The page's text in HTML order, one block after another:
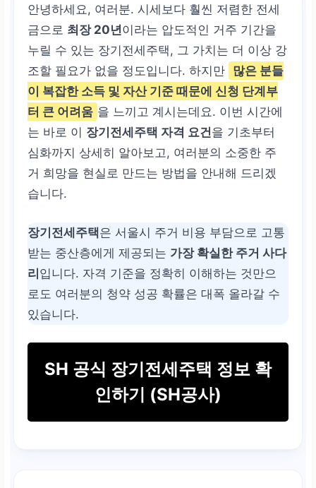
안녕하세요, 여러분. 시세보다 훨씬 저렴한 전세
금으로 최장 20년이라는 압도적인 거주 기간을
누릴 수 있는 장기전세주택, 그 가치는 더 이상 강
조할 필요가 없을 정도입니다. 하지만 많은 분들
이 복잡한 소득 및 자산 기준 때문에 신청 단계부
터 큰 어려움 을 느끼고 계시는데요. 이번 시간에
는 바로 이 장기전세주택 자격 요건을 기초부터
심화까지 상세히 알아보고, 여러분의 소중한 주
거 희망을 현실로 만드는 방법을 안내해 드리겠
습니다.
장기전세주택은 서울시 주거 비용 부담으로 고통
받는 중산층에게 제공되는 가장 확실한 주거 사다
리입니다. 자격 기준을 정확히 이해하는 것만으
로도 여러분의 청약 성공 확률은 대폭 올라갈 수
있습니다.
SH 공식 장기전세주택 정보 확
인하기 (SH공사)